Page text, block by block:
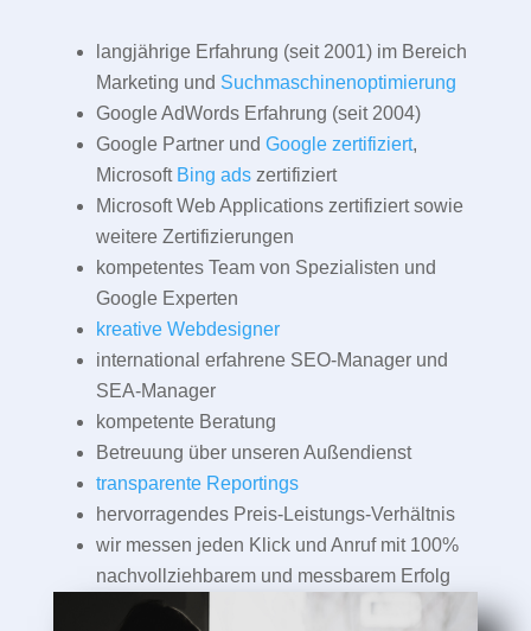
langjährige Erfahrung (seit 2001) im Bereich
Marketing und Suchmaschinenoptimierung
Google AdWords Erfahrung (seit 2004)
Google Partner und Google zertifiziert,
Microsoft Bing adszertifiziert
Microsoft Web Applications zertifiziert sowie
weitere Zertifizierungen
kompetentes Team von Spezialisten und
Google Experten
kreative Webdesigner
international erfahrene SEO-Manager und
SEA-Manager
kompetente Beratung
Betreuung über unseren Außendienst
transparente Reportings
hervorragendes Preis-Leistungs-Verhältnis
wir messen jeden Klick und Anruf mit 100%
nachvollziehbarem und messbarem Erfolg